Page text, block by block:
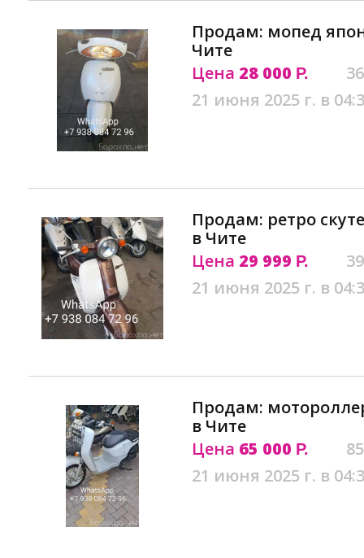
Продам: мопед
Чите
Цена 28 000 Р.
21 июня 2025 г. в
Продам: ретро
в Чите
Цена 29 999 Р.
21 июня 2025 г. в
Продам:
в Чите
Цена 65 000 Р.
21 июня 2025 г. в